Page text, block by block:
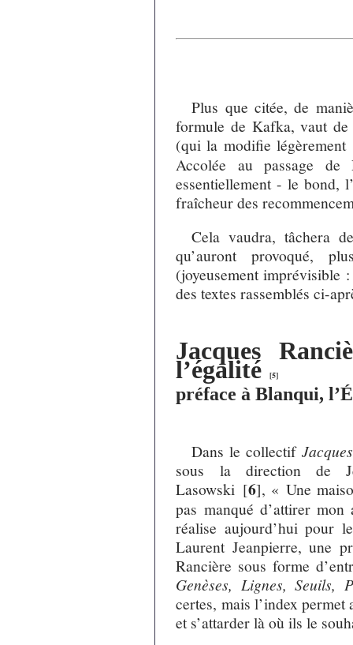
Plus que citée, de
formule de Kafka, vaut
(qui la modifie légèrement
Accolée au passage
essentiellement - le bond,
fraîcheur des
Cela vaudra, tâchera
qu’auront provoqué,
(joyeusement imprévisible
des textes rassemblés ci-
Jacques
l’égalité [5]
préface à Blanqui,
Dans le collectif
sous la direction de
Lasowski [6], « Une
pas manqué d’attirer mon
réalise aujourd’hui pour
Laurent Jeanpierre, une
Rancière sous forme
Genèses, Lignes, Seuils,
certes, mais l’index
et s’attarder là où ils le